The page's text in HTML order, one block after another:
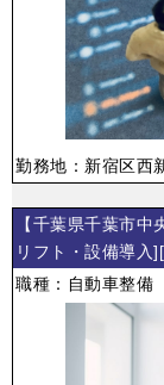
勤務地：新宿区西
【千葉県千葉市
リフト・設備導入
職種：自動車整備